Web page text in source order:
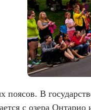
поясов. В
с озера